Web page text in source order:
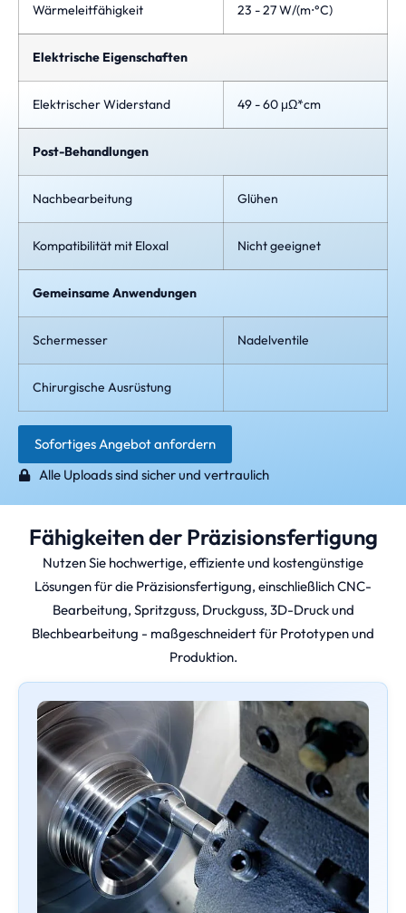
Wärmeleitfähigkeit 23 - 27 W/(m⋅°C)
Elektrische Eigenschaften
Elektrischer Widerstand 49 - 60 μΩ*cm
Post-Behandlungen
Nachbearbeitung Glühen
Kompatibilität mit Eloxal Nicht geeignet
Gemeinsame Anwendungen
Schermesser Nadelventile
Chirurgische Ausrüstung
Sofortiges Angebot anfordern
Alle Uploads sind sicher und vertraulich
Fähigkeiten der Präzisionsfertigung
Nutzen Sie hochwertige, effiziente und kostengünstige
Lösungen für die Präzisionsfertigung, einschließlich CNC-
Bearbeitung, Spritzguss, Druckguss, 3D-Druck und
Blechbearbeitung - maßgeschneidert für Prototypen und
Produktion.